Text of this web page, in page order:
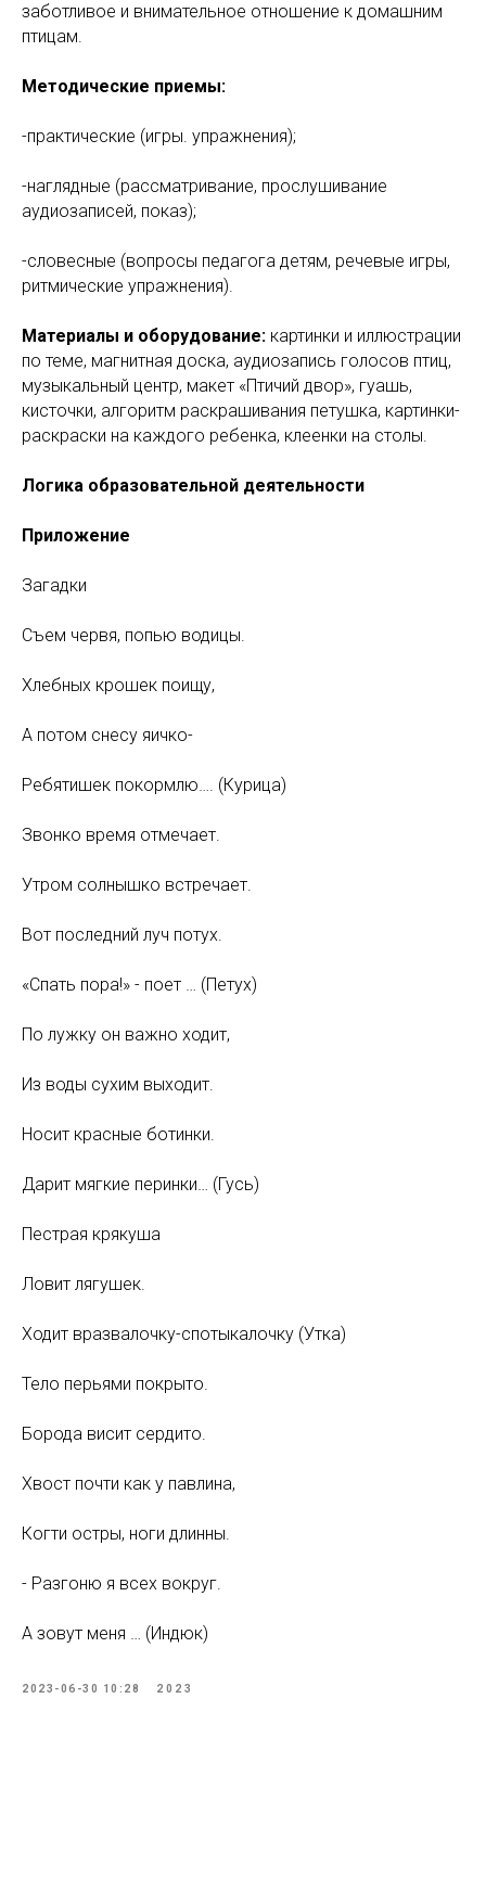
заботливое и внимательное отношение к домашним
птицам.
Методические приемы:
-практические (игры. упражнения);
-наглядные (рассматривание, прослушивание
аудиозаписей, показ);
-словесные (вопросы педагога детям, речевые игры,
ритмические упражнения).
Материалы и оборудование: картинки и иллюстрации
по теме, магнитная доска, аудиозапись голосов птиц,
музыкальный центр, макет «Птичий двор», гуашь,
кисточки, алгоритм раскрашивания петушка, картинки-
раскраски на каждого ребенка, клеенки на столы.
Логика образовательной деятельности
Приложение
Загадки
Съем червя, попью водицы.
Хлебных крошек поищу,
А потом снесу яичко-
Ребятишек покормлю…. (Курица)
Звонко время отмечает.
Утром солнышко встречает.
Вот последний луч потух.
«Спать пора!» - поет … (Петух)
По лужку он важно ходит,
Из воды сухим выходит.
Носит красные ботинки.
Дарит мягкие перинки… (Гусь)
Пестрая крякуша
Ловит лягушек.
Ходит вразвалочку-спотыкалочку (Утка)
Тело перьями покрыто.
Борода висит сердито.
Хвост почти как у павлина,
Когти остры, ноги длинны.
- Разгоню я всех вокруг.
А зовут меня … (Индюк)
2023-06-30 10:28 2023